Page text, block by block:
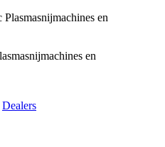
Dealers